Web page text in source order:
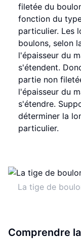
filetée du
fonction du
particulier. Les
boulons, selon
l'épaisseur du
s'étendent.
partie non
l'épaisseur du
s'étendre.
déterminer la
particulier.
La tige de
Comprendre